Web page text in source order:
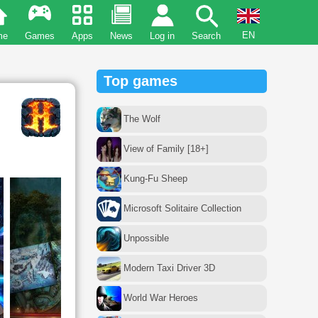
Games Apps News Log in Search EN
Top games
The Wolf
View of Family [18+]
Kung-Fu Sheep
Microsoft Solitaire Collection
Unpossible
Modern Taxi Driver 3D
World War Heroes